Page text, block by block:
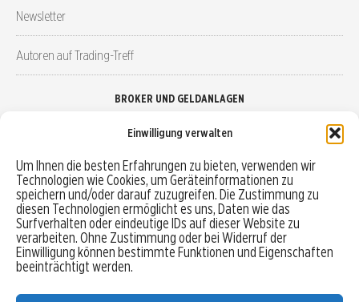
Einwilligung verwalten
Um Ihnen die besten Erfahrungen zu bieten, verwenden wir
Technologien wie Cookies, um Geräteinformationen zu
speichern und/oder darauf zuzugreifen. Die Zustimmung zu
diesen Technologien ermöglicht es uns, Daten wie das
Surfverhalten oder eindeutige IDs auf dieser Website zu
verarbeiten. Ohne Zustimmung oder bei Widerruf der
Einwilligung können bestimmte Funktionen und Eigenschaften
beeinträchtigt werden.
Newsletter
Autoren auf Trading-Treff
BROKER UND GELDANLAGEN
Robo-Advisor vergleichen
Depotvergleich
Festgeld vergleichen